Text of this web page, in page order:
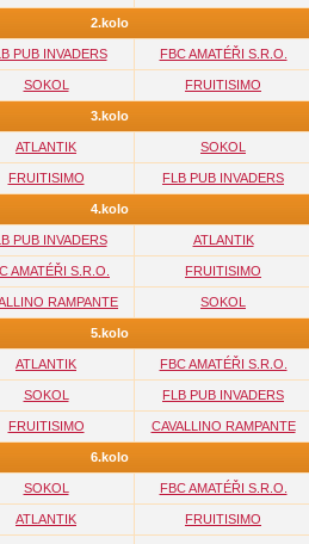
2.kolo
PUB INVADERS FBC AMATÉŘI S.R.O.
SOKOL FRUITISIMO
3.kolo
ATLANTIK SOKOL
FRUITISIMO FLB PUB INVADERS
4.kolo
PUB INVADERS ATLANTIK
AMATÉŘI S.R.O. FRUITISIMO
RAMPANTE SOKOL
5.kolo
ATLANTIK FBC AMATÉŘI S.R.O.
SOKOL FLB PUB INVADERS
FRUITISIMO CAVALLINO RAMPANTE
6.kolo
SOKOL FBC AMATÉŘI S.R.O.
ATLANTIK FRUITISIMO